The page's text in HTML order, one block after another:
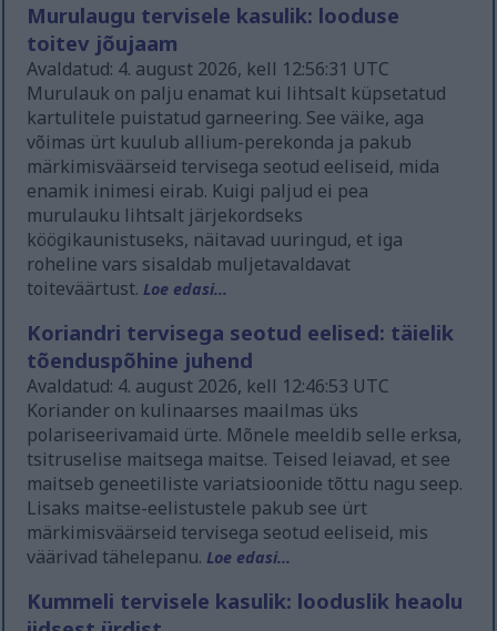
Murulaugu tervisele kasulik: looduse
toitev jõujaam
Avaldatud: 4. august 2026, kell 12:56:31 UTC
Murulauk on palju enamat kui lihtsalt küpsetatud
kartulitele puistatud garneering. See väike, aga
võimas ürt kuulub allium-perekonda ja pakub
märkimisväärseid tervisega seotud eeliseid, mida
enamik inimesi eirab. Kuigi paljud ei pea
murulauku lihtsalt järjekordseks
köögikaunistuseks, näitavad uuringud, et iga
roheline vars sisaldab muljetavaldavat
toiteväärtust.Loe edasi...
Koriandri tervisega seotud eelised: täielik
tõenduspõhine juhend
Avaldatud: 4. august 2026, kell 12:46:53 UTC
Koriander on kulinaarses maailmas üks
polariseerivamaid ürte. Mõnele meeldib selle erksa,
tsitruselise maitsega maitse. Teised leiavad, et see
maitseb geneetiliste variatsioonide tõttu nagu seep.
Lisaks maitse-eelistustele pakub see ürt
märkimisväärseid tervisega seotud eeliseid, mis
väärivad tähelepanu.Loe edasi...
Kummeli tervisele kasulik: looduslik heaolu